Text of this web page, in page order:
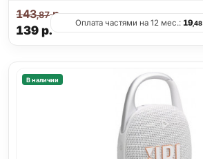
139р.
143,87р.
Оплата частями на 12 мес.:19,48
В наличии